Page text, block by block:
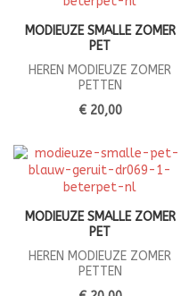
MODIEUZE SMALLE ZOMER
PET
HEREN MODIEUZE ZOMER
PETTEN
€ 20,00
MODIEUZE SMALLE ZOMER
PET
HEREN MODIEUZE ZOMER
PETTEN